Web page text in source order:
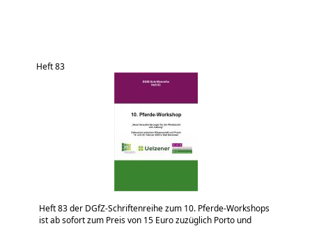
Heft 83
Heft 83 der DGfZ-Schriftenreihe zum 10. Pferde-Workshops
ist ab sofort zum Preis von 15 Euro zuzüglich Porto und